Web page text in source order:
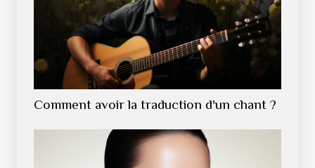
Comment avoir la traduction d'un chant ?